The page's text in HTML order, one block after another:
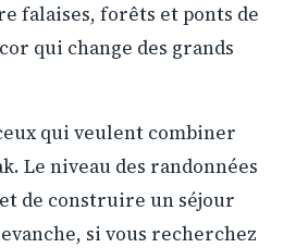
falaises, forêts et ponts de
qui change des grands
qui veulent combiner
Le niveau des randonnées
de construire un séjour
si vous recherchez